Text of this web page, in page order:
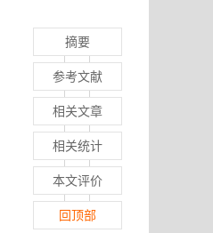
摘要
参考文献
相关文章
相关统计
本文评价
回顶部